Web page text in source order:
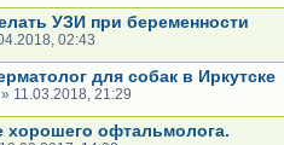
УЗИ при беременности
02:43
для собак в Иркутске
» 11.03.2018, 21:29
хорошего офтальмолога.